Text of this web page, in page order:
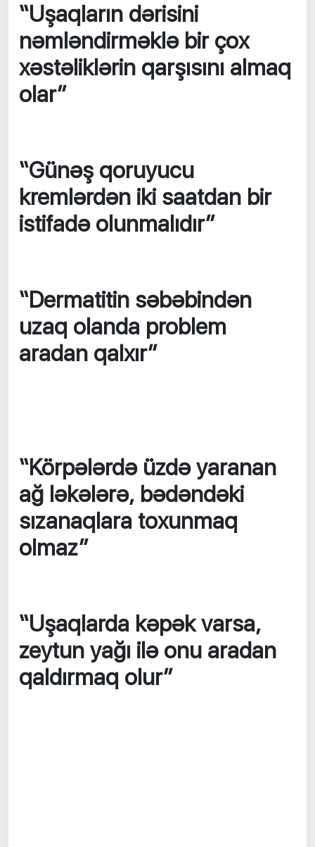
“Uşaqların dərisini
nəmləndirməklə bir çox
xəstəliklərin qarşısını almaq
olar”
“Günəş qoruyucu
kremlərdən iki saatdan bir
istifadə olunmalıdır”
“Dermatitin səbəbindən
uzaq olanda problem
aradan qalxır”
“Körpələrdə üzdə yaranan
ağ ləkələrə, bədəndəki
sızanaqlara toxunmaq
olmaz”
“Uşaqlarda kəpək varsa,
zeytun yağı ilə onu aradan
qaldırmaq olur”